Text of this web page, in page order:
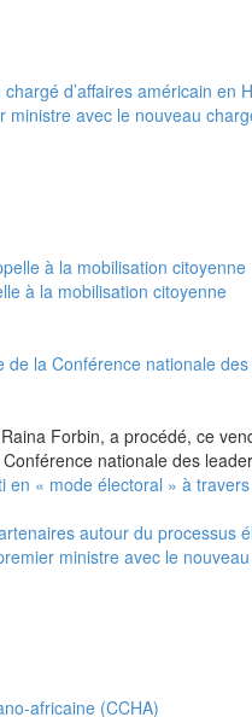
avec le nouveau
à la mobilisation citoyenne
la Conférence nationale
Forbin, a procédé, ce
nationale des
« mode électoral » à
autour du processus
ministre avec le